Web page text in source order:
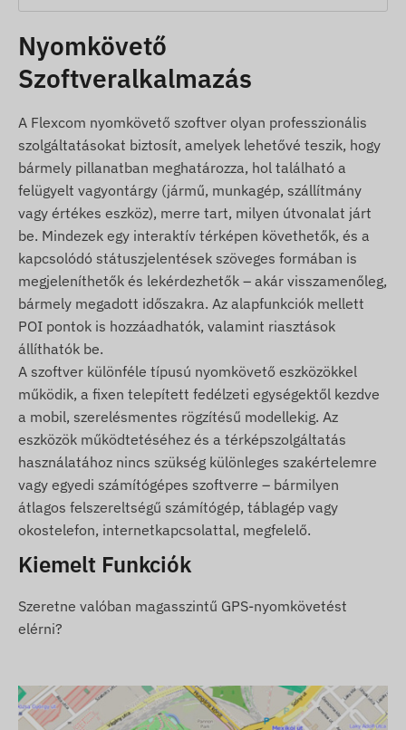
(pl. további riasztások, útvonalak térképes
megjelenítése és diagramos elemzése,
menetlevelek és egyéb kimutatások készítése
stb.) a Nyomkövető szoftver leírásánál találja.
COBAN TK108B mágneses gps nyomkövető
Bekötő kábel
Relé (távoli leállításhoz)
SOS gomb
Üzembehelyezési útmutató
Használati feltételek
A készülék normál működéséhez a
helymeghatározó műholdrendszerekkel és a
mobilszolgáltatók hálózatával való aktív kapcsolat
szükséges. Ezek biztosítják az adatgyűjtést és
továbbítást, illetve a kommunikációt a tulajdonos
telefonjával vagy nyomkövető szoftver használata
esetén a központi adatgyűjtő- és feldolgozó
rendszerrel. A készülék a mobilszolgáltatók
hálózatán keresztül, a benne elhelyezett
(cserélhető) SIM kártya segítségével kommunikál.
Működési régió
A készülék az alábbi régiókban üzemelő GSM
hálózatokkal kompatibilis:
Vásárlási opciók
Nyomkövető
Szoftveralkalmazás
A Flexcom nyomkövető szoftver olyan professzionális
szolgáltatásokat biztosít, amelyek lehetővé teszik, hogy
bármely pillanatban meghatározza, hol található a
felügyelt vagyontárgy (jármű, munkagép, szállítmány
vagy értékes eszköz), merre tart, milyen útvonalat járt
be. Mindezek egy interaktív térképen követhetők, és a
kapcsolódó státuszjelentések szöveges formában is
megjeleníthetők és lekérdezhetők – akár visszamenőleg,
bármely megadott időszakra. Az alapfunkciók mellett
POI pontok is hozzáadhatók, valamint riasztások
állíthatók be.
A szoftver különféle típusú nyomkövető eszközökkel
működik, a fixen telepített fedélzeti egységektől kezdve
a mobil, szerelésmentes rögzítésű modellekig. Az
eszközök működtetéséhez és a térképszolgáltatás
használatához nincs szükség különleges szakértelemre
vagy egyedi számítógépes szoftverre – bármilyen
átlagos felszereltségű számítógép, táblagép vagy
okostelefon, internetkapcsolattal, megfelelő.
Kiemelt Funkciók
Szeretne valóban magasszintű GPS-nyomkövetést
elérni?